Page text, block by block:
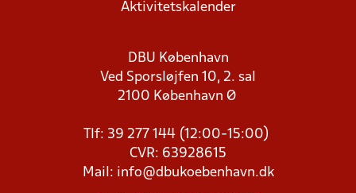
Aktivitetskalender
DBU København
Ved Sporsløjfen 10, 2. sal
2100 København Ø
Tlf: 39 277 144 (12:00-15:00)
CVR: 63928615
Mail: info@dbukoebenhavn.dk